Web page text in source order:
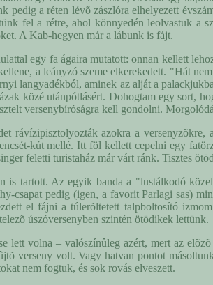
pedig a réten lévõ zászlóra elhelyezett
fel a rétre, ahol könnyedén leolvastuk a
A Kab-hegyen már a lábunk is fájt.
egy fa ágaira mutatott: onnan kellett
a leányzó szeme elkerekedett. "Hát
langyadékból, aminek az alját a
közé utánpótlásért. Dohogtam egy sort,
versenybíróságra kell gondolni.
rávízipisztolyozták azokra a
kút mellé. Itt föl kellett cepelni egy
feletti turistaház már várt ránk. Tisztes
is tartott. Az egyik banda a "lustálkodó
csapat pedig (igen, a favorit Parlagi sas)
el fájni a túlerõltetett talpboltosító
úszóversenyben szintén ötödikek lettünk.
lett volna – valószínûleg azért, mert az
verseny volt. Vagy hatvan pontot
nem fogtuk, és sok rovás elveszett.